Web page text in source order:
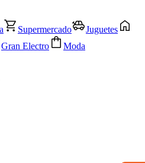
Supermercado
Juguetes
Gran Electro Moda